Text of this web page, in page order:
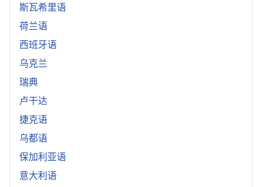
斯瓦希里语
荷兰语
西班牙语
乌克兰
瑞典
卢干达
捷克语
乌都语
保加利亚语
意大利语